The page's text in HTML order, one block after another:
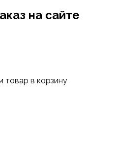
на сайте
товар в корзину